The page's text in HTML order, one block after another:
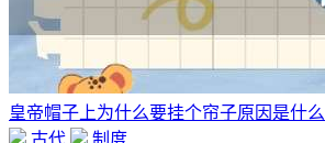
皇帝帽子上为什么要挂个帘子原因是什么
古代
制度